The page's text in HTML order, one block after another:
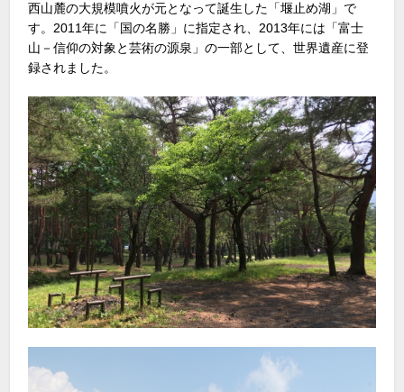
西山麓の大規模噴火が元となって誕生した「堰止め湖」で
す。2011年に「国の名勝」に指定され、2013年には「富士
山－信仰の対象と芸術の源泉」の一部として、世界遺産に登
録されました。